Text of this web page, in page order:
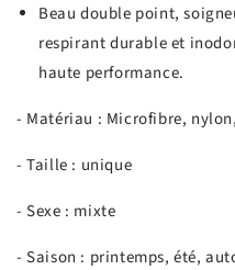
Beau double point,
respirant durable et
haute performance.
- Matériau : Microfibre,
- Taille : unique
- Sexe : mixte
- Saison : printemps, été,